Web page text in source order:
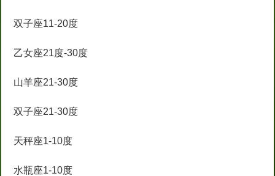
双子座11-20度
乙女座21度-30度
山羊座21-30度
双子座21-30度
天秤座1-10度
水瓶座1-10度